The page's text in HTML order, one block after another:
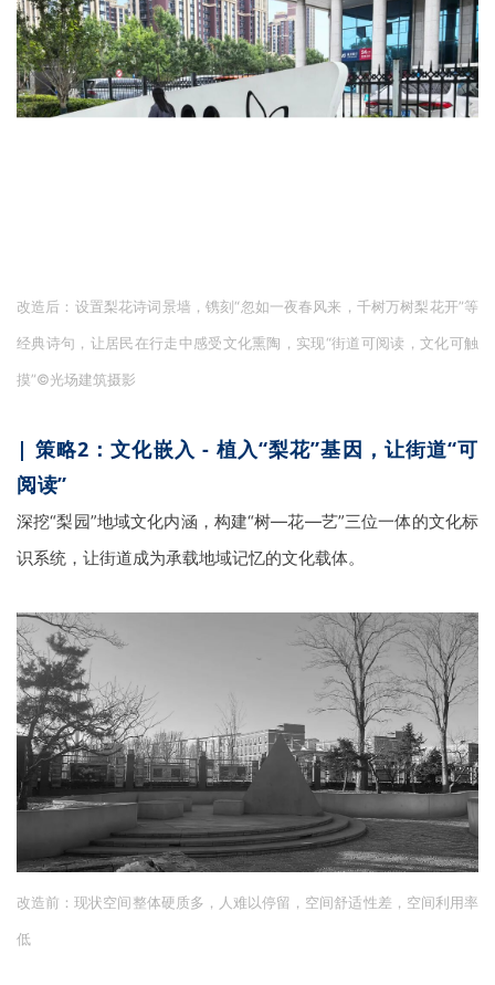
改造后：设置梨花诗词景墙，镌刻 “忽如一夜春风来，千树万树梨花开”等
经典诗句，让居民在行走中感受文化熏陶，实现“街道可阅读，文化可触
摸”©光场建筑摄影
|策略2：文化嵌入 - 植入“梨花”基因，让街道“可
阅读”
深挖“梨园”地域文化内涵，构建“树—花—艺”三位一体的文化标